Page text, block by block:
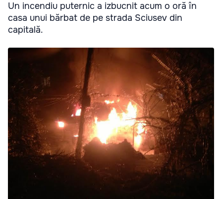
Un incendiu puternic a izbucnit acum o oră în
casa unui bărbat de pe strada Sciusev din
capitală.